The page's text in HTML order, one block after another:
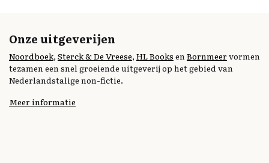
Onze uitgeverijen
Noordboek, Sterck & De Vreese, HL Books enBornmeervormen
tezamen een snel groeiende uitgeverij op het gebied van
Nederlandstalige non-fictie.
Meer informatie